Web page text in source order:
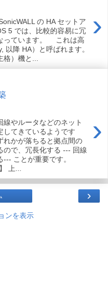
›
の HA セットア
5 では、比較的容易に冗
っています。 これは高
以降 HA）と呼ばれます。
格）機と...
›
やルータなどのネット
してきているようです
れかが落ちると拠点間の
ので、冗長化する --- 回線
--- ことが重要です。
上...
›
ンを表示